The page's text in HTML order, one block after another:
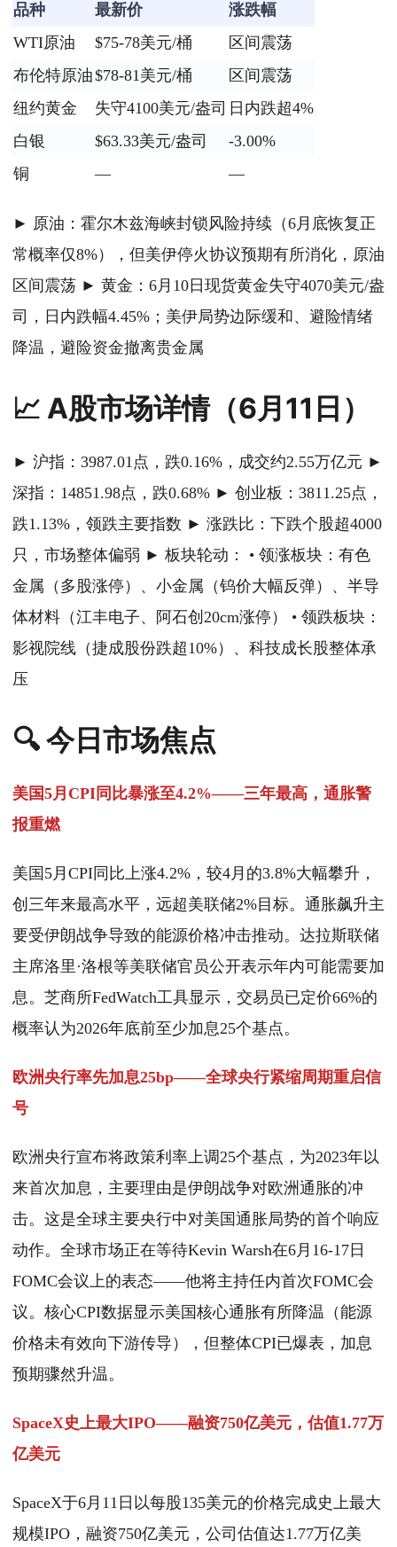
品种 最新价
涨跌幅
WTI原油
$75-78美元/桶
区间震荡
布伦特原油$78-81美元/桶
区间震荡
纽约黄金
失守4100美元/盎司 日内跌超4%
白银
$63.33美元/盎司
-3.00%
铜
— —
► 原油：霍尔木兹海峡封锁风险持续（6月底恢复正
常概率仅8%），但美伊停火协议预期有所消化，原油
区间震荡 ► 黄金：6月10日现货黄金失守4070美元/盎
司，日内跌幅4.45%；美伊局势边际缓和、避险情绪
降温，避险资金撤离贵金属
📈 A股市场详情（6月11日）
► 沪指：3987.01点，跌0.16%，成交约2.55万亿元 ►
深指：14851.98点，跌0.68% ► 创业板：3811.25点，
跌1.13%，领跌主要指数 ► 涨跌比：下跌个股超4000
只，市场整体偏弱 ► 板块轮动： • 领涨板块：有色
金属（多股涨停）、小金属（钨价大幅反弹）、半导
体材料（江丰电子、阿石创20cm涨停） • 领跌板块：
影视院线（捷成股份跌超10%）、科技成长股整体承
压
🔍 今日市场焦点
美国5月CPI同比暴涨至4.2%——三年最高，通胀警
报重燃
美国5月CPI同比上涨4.2%，较4月的3.8%大幅攀升，
创三年来最高水平，远超美联储2%目标。通胀飙升主
要受伊朗战争导致的能源价格冲击推动。达拉斯联储
主席洛里·洛根等美联储官员公开表示年内可能需要加
息。芝商所FedWatch工具显示，交易员已定价66%的
概率认为2026年底前至少加息25个基点。
欧洲央行率先加息25bp——全球央行紧缩周期重启信
号
欧洲央行宣布将政策利率上调25个基点，为2023年以
来首次加息，主要理由是伊朗战争对欧洲通胀的冲
击。这是全球主要央行中对美国通胀局势的首个响应
动作。全球市场正在等待Kevin Warsh在6月16-17日
FOMC会议上的表态——他将主持任内首次FOMC会
议。核心CPI数据显示美国核心通胀有所降温（能源
价格未有效向下游传导），但整体CPI已爆表，加息
预期骤然升温。
SpaceX史上最大IPO——融资750亿美元，估值1.77万
亿美元
SpaceX于6月11日以每股135美元的价格完成史上最大
规模IPO，融资750亿美元，公司估值达1.77万亿美